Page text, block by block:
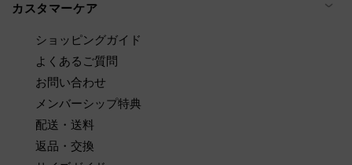
カスタマーケア
ショッピングガイド
よくあるご質問
お問い合わせ
メンバーシップ特典
配送・送料
返品・交換